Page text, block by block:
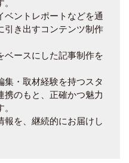
ントレポートなどを通
引き出すコンテンツ制作
ベースにした記事制作を
・取材経験を持つスタ
携のもと、正確かつ魅力
を、継続的にお届けし